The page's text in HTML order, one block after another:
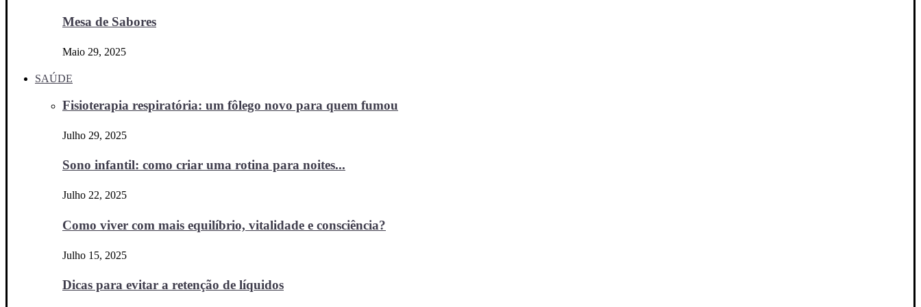
Mesa de Sabores
Maio 29, 2025
SAÚDE
Fisioterapia respiratória: um fôlego novo para quem fumou
Julho 29, 2025
Sono infantil: como criar uma rotina para noites...
Julho 22, 2025
Como viver com mais equilíbrio, vitalidade e consciência?
Julho 15, 2025
Dicas para evitar a retenção de líquidos